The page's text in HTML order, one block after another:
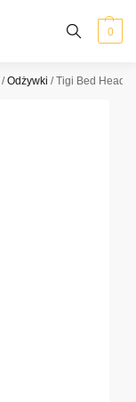
0
/Odżywki /Tigi Bed Head